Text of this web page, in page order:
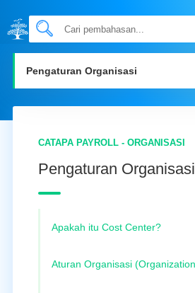
Pengaturan Organisasi
CATAPA PAYROLL - ORGANISASI
Pengaturan Organisasi
Apakah itu Cost Center?
Aturan Organisasi